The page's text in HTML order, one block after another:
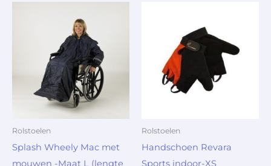
Rolstoelen
Splash Wheely Mac met
mouwen -Maat L (lengte
Rolstoelen
Handschoen Revara
Sports indoor-XS